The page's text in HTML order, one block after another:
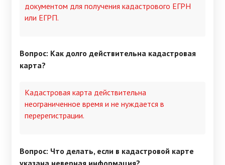
документом для получения кадастрового ЕГРН
или ЕГРП.
Вопрос: Как долго действительна кадастровая
карта?
Кадастровая карта действительна
неограниченное время и не нуждается в
перерегистрации.
Вопрос: Что делать, если в кадастровой карте